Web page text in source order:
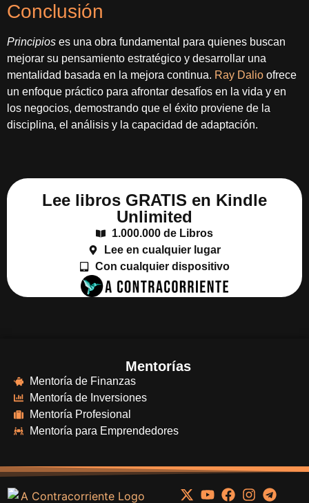
Conclusión
Principios es una obra fundamental para quienes buscan
mejorar su pensamiento estratégico y desarrollar una
mentalidad basada en la mejora continua. Ray Dalio ofrece
un enfoque práctico para afrontar desafíos en la vida y en
los negocios, demostrando que el éxito proviene de la
disciplina, el análisis y la capacidad de adaptación.
Lee libros GRATIS en Kindle
Unlimited
1.000.000 de Libros
Lee en cualquier lugar
Con cualquier dispositivo
Mentorías
Mentoría de Finanzas
Mentoría de Inversiones
Mentoría Profesional
Mentoría para Emprendedores